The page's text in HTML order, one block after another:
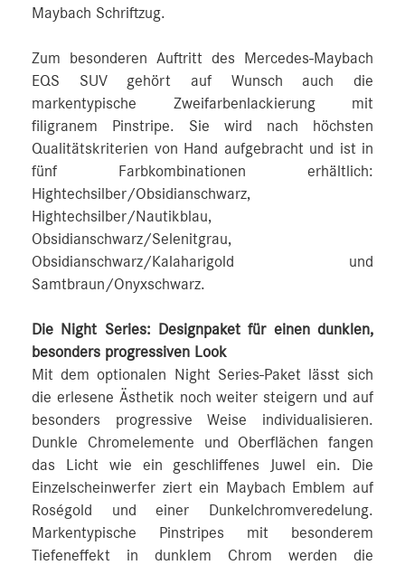
Maybach Schriftzug.
Zum besonderen Auftritt des Mercedes-Maybach
EQS SUV gehört auf Wunsch auch die
markentypische Zweifarbenlackierung mit
filigranem Pinstripe. Sie wird nach höchsten
Qualitätskriterien von Hand aufgebracht und ist in
fünf Farbkombinationen erhältlich:
Hightechsilber/Obsidianschwarz,
Hightechsilber/Nautikblau,
Obsidianschwarz/Selenitgrau,
Obsidianschwarz/Kalaharigold und
Samtbraun/Onyxschwarz.
Die Night Series: Designpaket für einen dunklen,
besonders progressiven Look
Mit dem optionalen Night Series-Paket lässt sich
die erlesene Ästhetik noch weiter steigern und auf
besonders progressive Weise individualisieren.
Dunkle Chromelemente und Oberflächen fangen
das Licht wie ein geschliffenes Juwel ein. Die
Einzelscheinwerfer ziert ein Maybach Emblem auf
Roségold und einer Dunkelchromveredelung.
Markentypische Pinstripes mit besonderem
Tiefeneffekt in dunklem Chrom werden die